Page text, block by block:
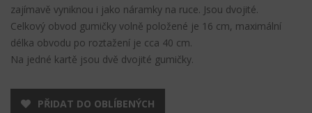
zajímavě vyniknou i jako náramky na ruce. Jsou dvojité.
Celkový obvod gumičky volně položené je 16 cm, maximální
délka obvodu po roztažení je cca 40 cm.
Na jedné kartě jsou dvě dvojité gumičky.
PŘIDAT DO OBLÍBENÝCH